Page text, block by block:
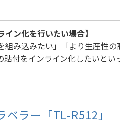
イン化を行いたい場合】
み込みたい」「より生産性
貼付をインライン化したいと
ラー「TL-R512」